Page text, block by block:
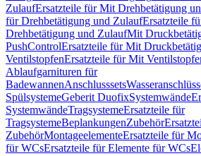
ZulaufErsatzteile für Mit Drehbetätigung
für Drehbetätigung und ZulaufErsatzteile
Drehbetätigung und ZulaufMit
PushControlErsatzteile für Mit
VentilstopfenErsatzteile für Mit
Ablaufgarnituren für
BadewannenAnschlusssets
SpülsystemeGeberit DuofixSystemwände
SystemwändeTragsystemeErsatzteile für
TragsystemeBeplankungenZubehör
ZubehörMontageelementeErsatzteile für
für WCsErsatzteile für Elemente für WCs